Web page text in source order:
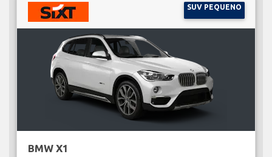
SUV PEQUENO
BMW X1